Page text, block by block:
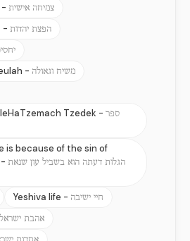
- צמיחה אישית
- הפצת יהדות
- משיח וגאולה
Tzedek - ספר
is because of the sin of
הגלות דעתה הוא בשביל עון שנאת
Yeshiva life - חיי ישיבה
אהבת ישראל